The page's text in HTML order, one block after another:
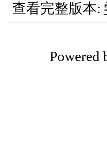
查看完整版本:
Powered